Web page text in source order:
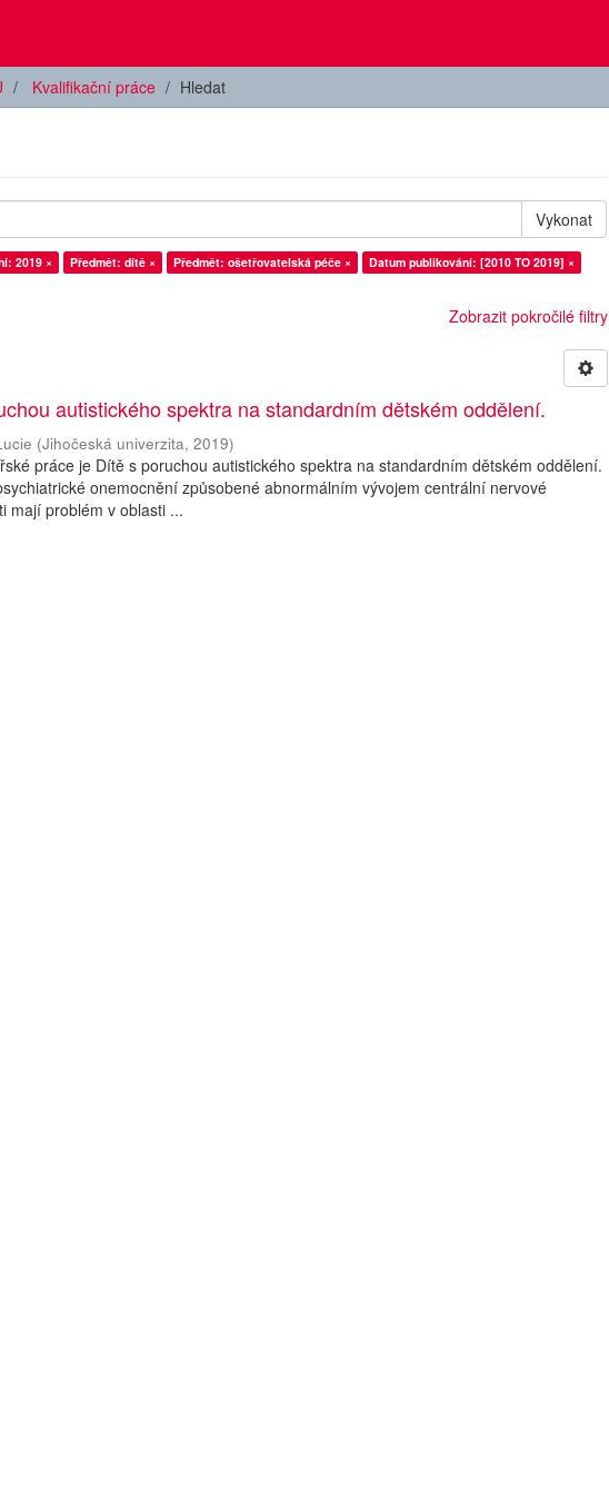
Kvalifikační práce Hledat
Vykonat
2019 × Předmět: dítě × Předmět: ošetřovatelská péče ×
Datum publikování: [2010 TO 2019] ×
Zobrazit pokročilé filtry
autistického spektra na standardním dětském oddělení.
(Jihočeská univerzita,2019)
práce je Dítě s poruchou autistického spektra na standardním dětském oddělení.
onemocnění způsobené abnormálním vývojem centrální nervové
mají problém v oblasti ...